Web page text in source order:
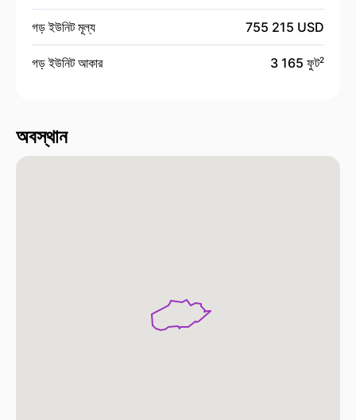
গড় ইউনিট মূল্য 755 215 USD
গড় ইউনিট আকার 3 165 ফুট2
অবস্থান